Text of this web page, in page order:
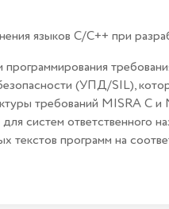
языков С/С++ при
программирования
(УПД/SIL),
требований MISRA C
систем ответственного
текстов программ на